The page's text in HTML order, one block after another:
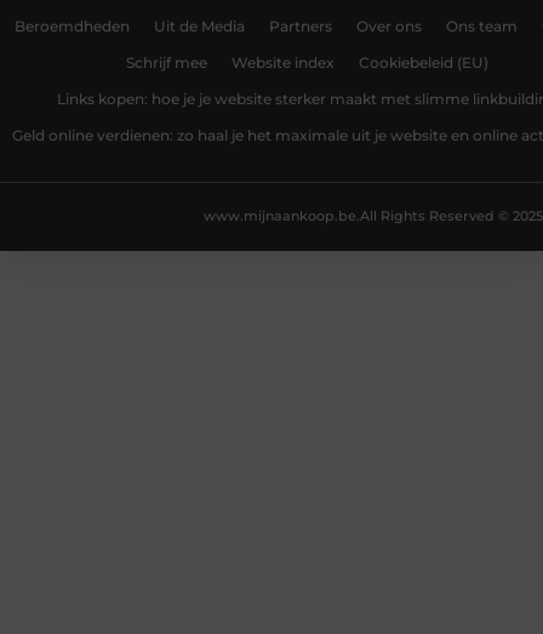
Beroemdheden Uit de Media Partners Over ons Ons team
Schrijf mee Website index Cookiebeleid (EU)
Links kopen: hoe je je website sterker maakt met slimme
Geld online verdienen: zo haal je het maximale uit je website en online
All Rights Reserved © 2025
www.mijnaankoop.be.